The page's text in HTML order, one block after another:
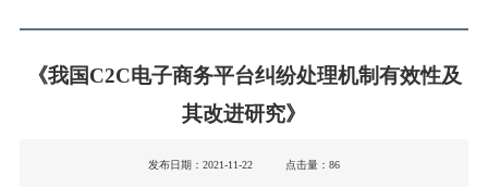
《我国C2C电子商务平台纠纷处理机制有效性及
其改进研究》
发布日期：2021-11-22 点击量： 86